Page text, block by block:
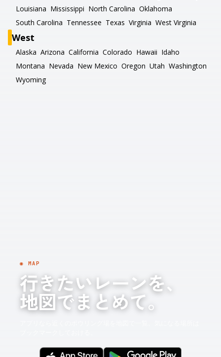
Louisiana Mississippi North Carolina Oklahoma
South Carolina Tennessee Texas Virginia West Virginia
West
Alaska Arizona California Colorado Hawaii Idaho
Montana Nevada New Mexico Oregon Utah Washington
Wyoming
◉ MAP
行きたいレーンを、
地図でまとめて。